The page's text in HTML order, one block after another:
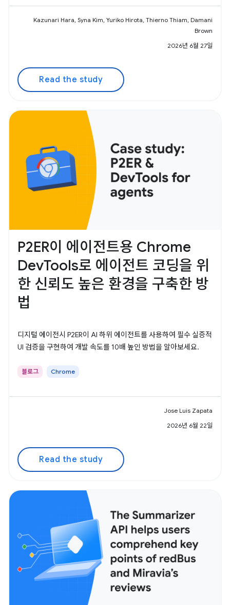
Kazunari Hara, Syna Kim, Yuriko Hirota, Thierno Thiam, Damani
Brown
2026년 6월 27일
Read the study
P2ER이 에이전트용 Chrome
DevTools로 에이전트 코딩을 위
한 신뢰도 높은 환경을 구축한 방
법
디지털 에이전시 P2ER이 AI 하위 에이전트를 사용하여 필수 실증적
UI 검증을 구현하여 개발 속도를 10배 높인 방법을 알아보세요.
블로그 Chrome
Jose Luis Zapata
2026년 6월 22일
Read the study